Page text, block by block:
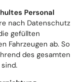
Personal
nach Datenschutz
gefüllten
Fahrzeugen ab. So
des gesamten